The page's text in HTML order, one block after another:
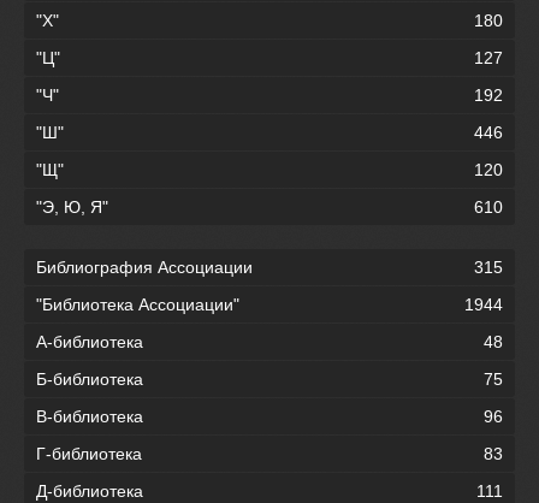
"Х"
180
"Ц"
127
"Ч"
192
"Ш"
446
"Щ"
120
"Э, Ю, Я"
610
Библиография Ассоциации
315
"Библиотека Ассоциации"
1944
А-библиотека
48
Б-библиотека
75
В-библиотека
96
Г-библиотека
83
Д-библиотека
111